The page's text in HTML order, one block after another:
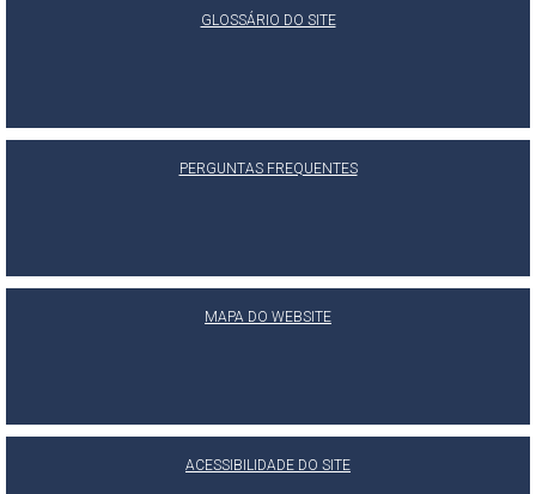
GLOSSÁRIO DO SITE
PERGUNTAS FREQUENTES
MAPA DO WEBSITE
ACESSIBILIDADE DO SITE